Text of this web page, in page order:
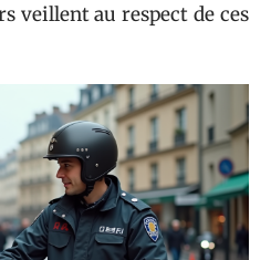
veillent au respect de ces